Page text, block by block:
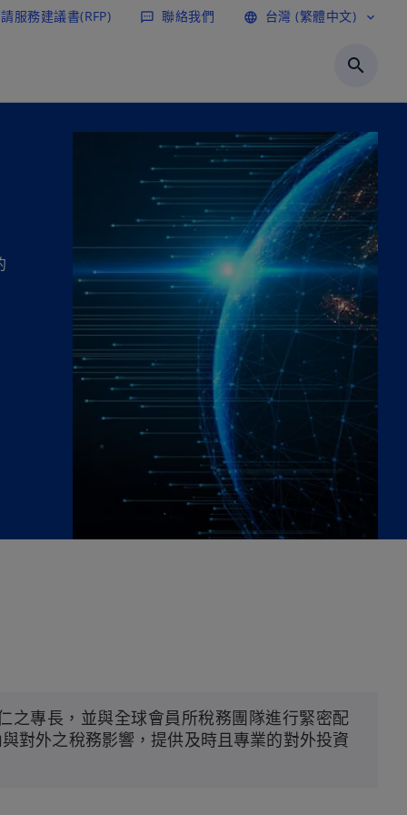
服務建議書(RFP) sms 聯絡我們 language 台灣 (繁體中文) expand_more
search
之專長，並與全球會員所稅務團隊進行緊密配
對外之稅務影響，提供及時且專業的對外投資